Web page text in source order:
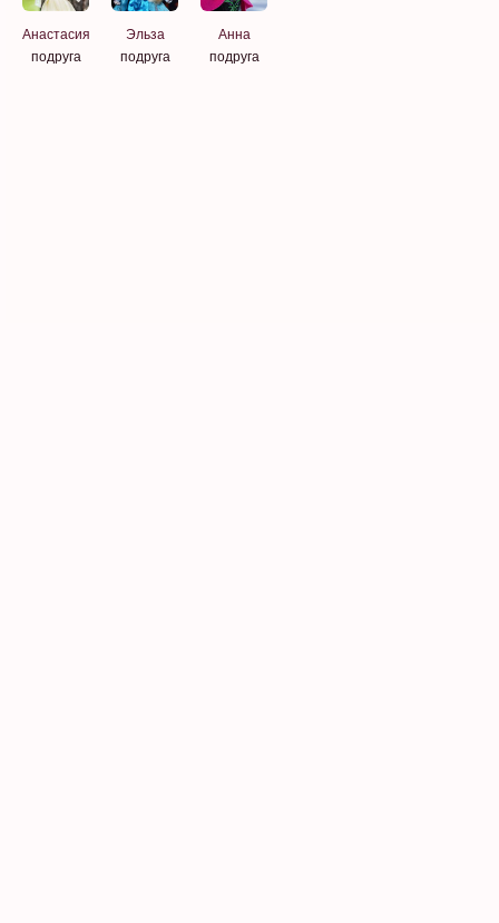
Анастасия
подруга
Эльза
подруга
Анна
подруга